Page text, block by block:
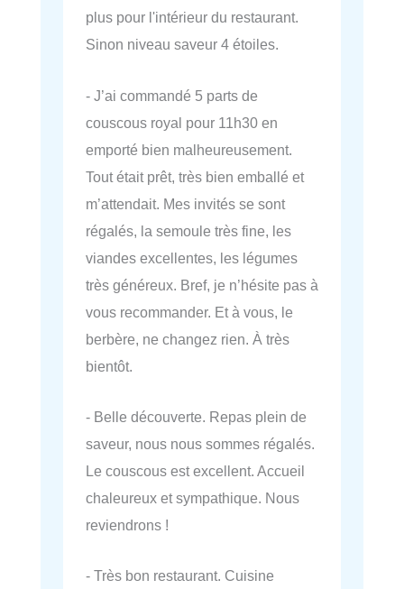
plus pour l'intérieur du restaurant.
Sinon niveau saveur 4 étoiles.
- J’ai commandé 5 parts de
couscous royal pour 11h30 en
emporté bien malheureusement.
Tout était prêt, très bien emballé et
m’attendait. Mes invités se sont
régalés, la semoule très fine, les
viandes excellentes, les légumes
très généreux. Bref, je n’hésite pas à
vous recommander. Et à vous, le
berbère, ne changez rien. À très
bientôt.
- Belle découverte. Repas plein de
saveur, nous nous sommes régalés.
Le couscous est excellent. Accueil
chaleureux et sympathique. Nous
reviendrons !
- Très bon restaurant. Cuisine